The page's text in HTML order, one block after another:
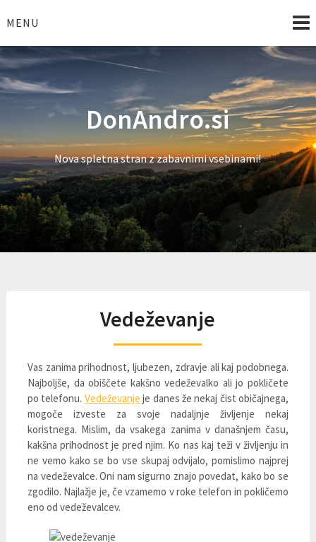
toMENU
DonAndro.si
Nova spletna stran z zabavnimi vsebinami!
Vedeževanje
Vas zanima prihodnost, ljubezen, zdravje ali kaj podobnega.
Najboljše, da obiščete kakšno vedeževalko ali jo pokličete
po telefonu. Vedeževanje je danes že nekaj čist običajnega,
mogoče izveste za svoje nadaljnje življenje nekaj
koristnega. Mislim, da vsakega zanima v današnjem času,
kakšna prihodnost je pred njim. Ko nas kaj teži v življenju in
ne vemo kako se bo vse skupaj odvijalo, pomislimo najprej
na vedeževalce. Oni nam sigurno znajo povedat, kako bo se
zgodilo. Najlažje je, če vzamemo v roke telefon in pokličemo
eno od vedeževalcev.